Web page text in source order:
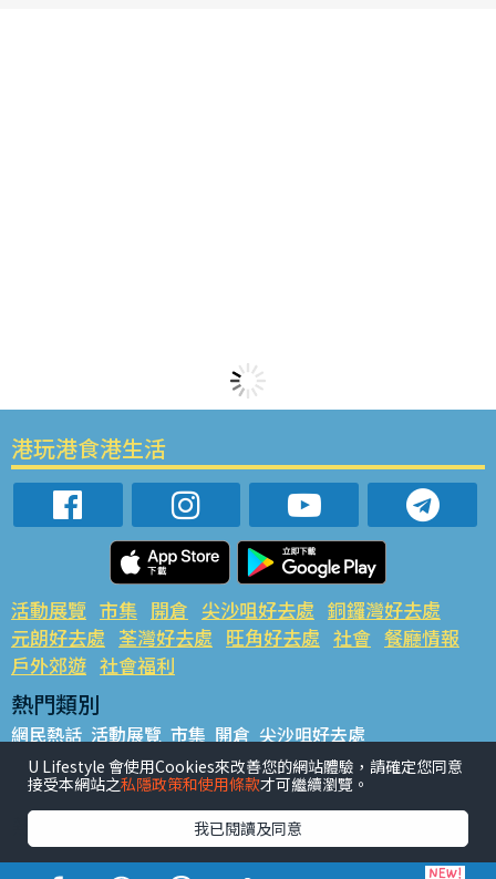
港玩港食港生活
活動展覽 市集 開倉 尖沙咀好去處 銅鑼灣好去處
元朗好去處 荃灣好去處 旺角好去處 社會 餐廳情報
戶外郊遊 社會福利
熱門類別
網民熱話 活動展覽 市集 開倉 尖沙咀好去處
銅鑼灣好去處 元朗好去處 荃灣好去處 旺角好去處 社會
餐廳情報 戶外郊遊
熱門標籤
#UGO搵好去處 #人氣活動推介 #美食社群熱話
U Lifestyle 會使用Cookies來改善您的網站體驗，請確定您同意
接受本網站之私隱政策和使用條款才可繼續瀏覽。
我已閱讀及同意